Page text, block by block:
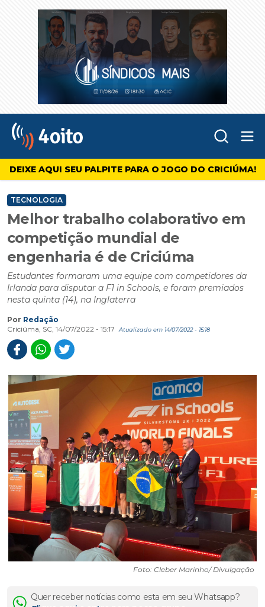
4oito
DEIXE AQUI SEU PALPITE PARA O JOGO DO CRICIÚMA!
TECNOLOGIA
Melhor trabalho colaborativo em
competição mundial de
engenharia é de Criciúma
Estudantes formaram uma equipe com competidores da
Irlanda para disputar a F1 in Schools, e foram premiados
nesta quinta (14), na Inglaterra
Por Redação
Criciúma, SC, 14/07/2022 - 15:17
Atualizado em 14/07/2022 - 15:18
Foto: Cleber Marinho/ Divulgação
Quer receber notícias como esta em seu Whatsapp?